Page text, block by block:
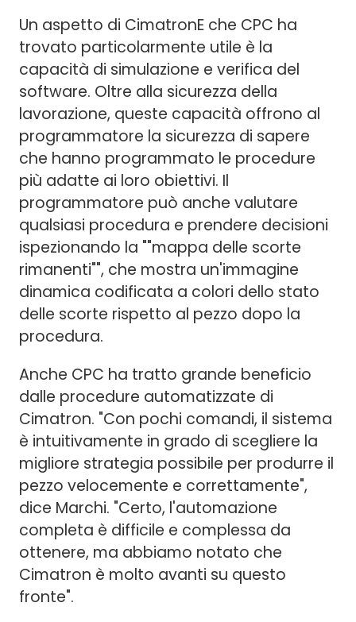
Un aspetto di CimatronE che CPC ha
trovato particolarmente utile è la
capacità di simulazione e verifica del
software. Oltre alla sicurezza della
lavorazione, queste capacità offrono al
programmatore la sicurezza di sapere
che hanno programmato le procedure
più adatte ai loro obiettivi. Il
programmatore può anche valutare
qualsiasi procedura e prendere decisioni
ispezionando la ""mappa delle scorte
rimanenti"", che mostra un'immagine
dinamica codificata a colori dello stato
delle scorte rispetto al pezzo dopo la
procedura.
Anche CPC ha tratto grande beneficio
dalle procedure automatizzate di
Cimatron. "Con pochi comandi, il sistema
è intuitivamente in grado di scegliere la
migliore strategia possibile per produrre il
pezzo velocemente e correttamente",
dice Marchi. "Certo, l'automazione
completa è difficile e complessa da
ottenere, ma abbiamo notato che
Cimatron è molto avanti su questo
fronte".